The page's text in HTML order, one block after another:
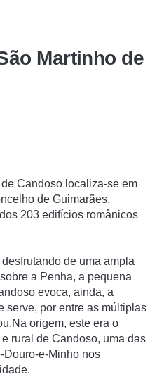
Martinho de
Candoso localiza-se em
de Guimarães,
203 edifí­cios românicos
de uma ampla
a Penha, a pequena
evoca, ainda, a
serve, por entre as múltiplas
origem, este era o
rural de Candoso, uma das
Douro-e-Minho nos